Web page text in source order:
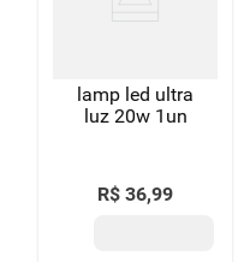
lamp led ultra
luz 20w 1un
R$ 36,99